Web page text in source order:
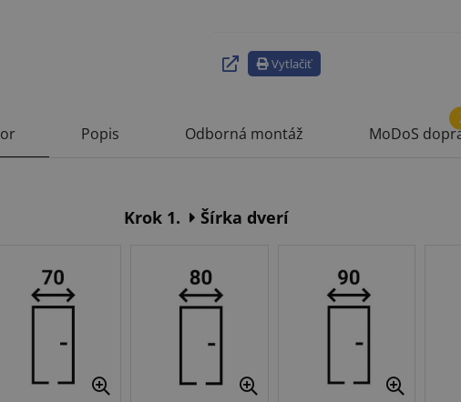
Vytlačiť
Popis Odborná montáž MoDoS
Krok 1. Šírka dverí